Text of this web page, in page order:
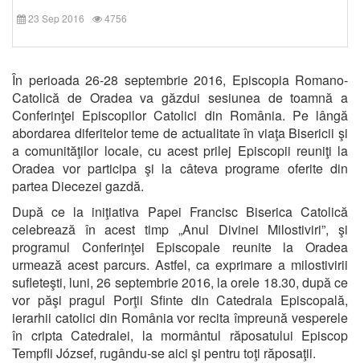
23 Sep 2016 4756
În perioada 26-28 septembrie 2016, Episcopia Romano-
Catolică de Oradea va găzdui sesiunea de toamnă a
Conferinţei Episcopilor Catolici din România. Pe lângă
abordarea diferitelor teme de actualitate în viaţa Bisericii şi
a comunităţilor locale, cu acest prilej Episcopii reuniţi la
Oradea vor participa şi la câteva programe oferite din
partea Diecezei gazdă.
După ce la iniţiativa Papei Francisc Biserica Catolică
celebrează în acest timp „Anul Divinei Milostiviri”, şi
programul Conferinţei Episcopale reunite la Oradea
urmează acest parcurs. Astfel, ca exprimare a milostivirii
sufleteşti, luni, 26 septembrie 2016, la orele 18.30, după ce
vor păşi pragul Porţii Sfinte din Catedrala Episcopală,
ierarhii catolici din România vor recita împreună vesperele
în cripta Catedralei, la mormântul răposatului Episcop
Tempfli József, rugându-se aici şi pentru toţi răposaţii.